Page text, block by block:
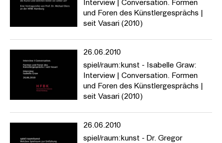
Interview | Conversation. Formen
und Foren des Künstlergesprächs |
seit Vasari (2010)
26.06.2010
spiel/raum:kunst - Isabelle Graw:
Interview | Conversation. Formen
und Foren des Künstlergesprächs |
seit Vasari (2010)
26.06.2010
spiel/raum:kunst - Dr. Gregor